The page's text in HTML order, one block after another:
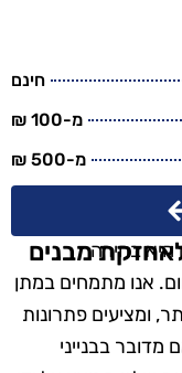
חינם
מ-100 ₪
מ-500 ₪
מבניםהיא בחירה
אנו מתמחים במתן
ומציעים פתרונות
מדובר בבנייני